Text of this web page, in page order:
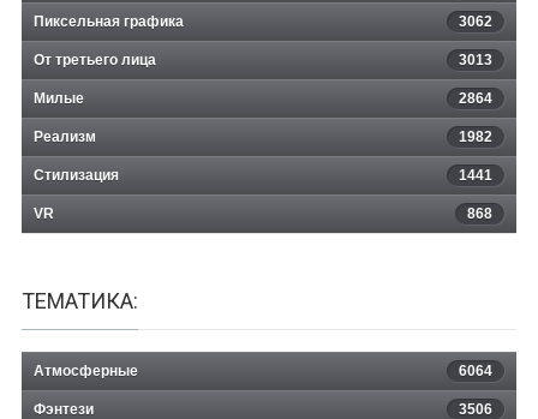
Пиксельная графика 3062
От третьего лица 3013
Милые 2864
Реализм 1982
Стилизация 1441
VR 868
ТЕМАТИКА:
Атмосферные 6064
Фэнтези 3506